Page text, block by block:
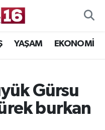
YAŞAM EKONOMİ
Gürsu
burkan
Durumu ve Fikstür